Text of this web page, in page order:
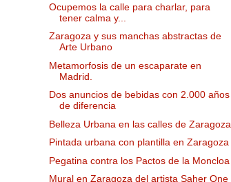
Ocupemos la calle para charlar, para
tener calma y...
Zaragoza y sus manchas abstractas de
Arte Urbano
Metamorfosis de un escaparate en
Madrid.
Dos anuncios de bebidas con 2.000 años
de diferencia
Belleza Urbana en las calles de Zaragoza
Pintada urbana con plantilla en Zaragoza
Pegatina contra los Pactos de la Moncloa
Mural en Zaragoza del artista Saher One